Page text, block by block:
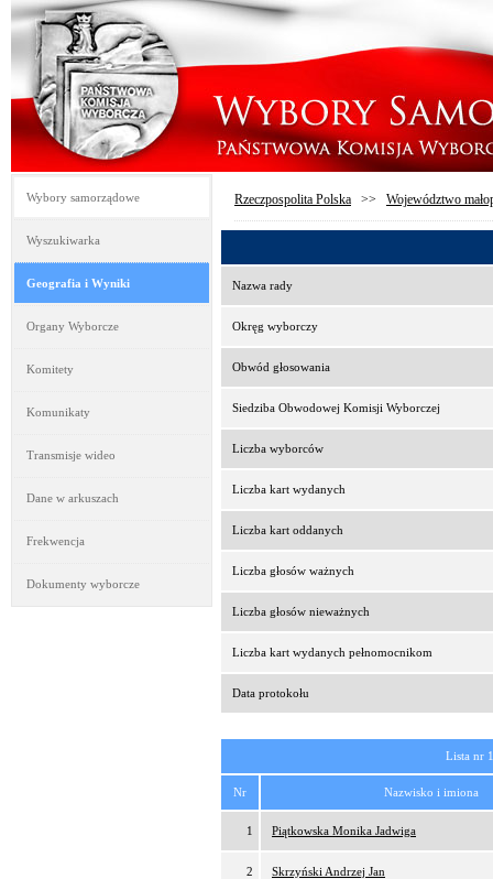
Wybory samorządowe
Wyszukiwarka
Geografia i Wyniki
Organy Wyborcze
Komitety
Komunikaty
Transmisje wideo
Dane w arkuszach
Frekwencja
Dokumenty wyborcze
Rzeczpospolita Polska >> Województwo
Nazwa rady
Okręg wyborczy
Obwód głosowania
Siedziba Obwodowej Komisji Wyborczej
Liczba wyborców
Liczba kart wydanych
Liczba kart oddanych
Liczba głosów ważnych
Liczba głosów nieważnych
Liczba kart wydanych pełnomocnikom
Data protokołu
Lista nr
Nr Nazwisko i imiona
1 Piątkowska Monika Jadwiga
2 Skrzyński Andrzej Jan